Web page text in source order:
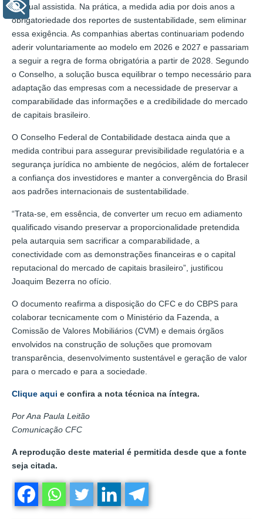
gradual assistida. Na prática, a medida adia por dois anos a
obrigatoriedade dos reportes de sustentabilidade, sem eliminar
essa exigência. As companhias abertas continuariam podendo
aderir voluntariamente ao modelo em 2026 e 2027 e passariam
a seguir a regra de forma obrigatória a partir de 2028. Segundo
o Conselho, a solução busca equilibrar o tempo necessário para
adaptação das empresas com a necessidade de preservar a
comparabilidade das informações e a credibilidade do mercado
de capitais brasileiro.
O Conselho Federal de Contabilidade destaca ainda que a
medida contribui para assegurar previsibilidade regulatória e a
segurança jurídica no ambiente de negócios, além de fortalecer
a confiança dos investidores e manter a convergência do Brasil
aos padrões internacionais de sustentabilidade.
“Trata-se, em essência, de converter um recuo em adiamento
qualificado visando preservar a proporcionalidade pretendida
pela autarquia sem sacrificar a comparabilidade, a
conectividade com as demonstrações financeiras e o capital
reputacional do mercado de capitais brasileiro”, justificou
Joaquim Bezerra no ofício.
O documento reafirma a disposição do CFC e do CBPS para
colaborar tecnicamente com o Ministério da Fazenda, a
Comissão de Valores Mobiliários (CVM) e demais órgãos
envolvidos na construção de soluções que promovam
transparência, desenvolvimento sustentável e geração de valor
para o mercado e para a sociedade.
Clique aqui e confira a nota técnica na íntegra.
Por Ana Paula Leitão
Comunicação CFC
A reprodução deste material é permitida desde que a fonte
seja citada.
+ Acessibilidade